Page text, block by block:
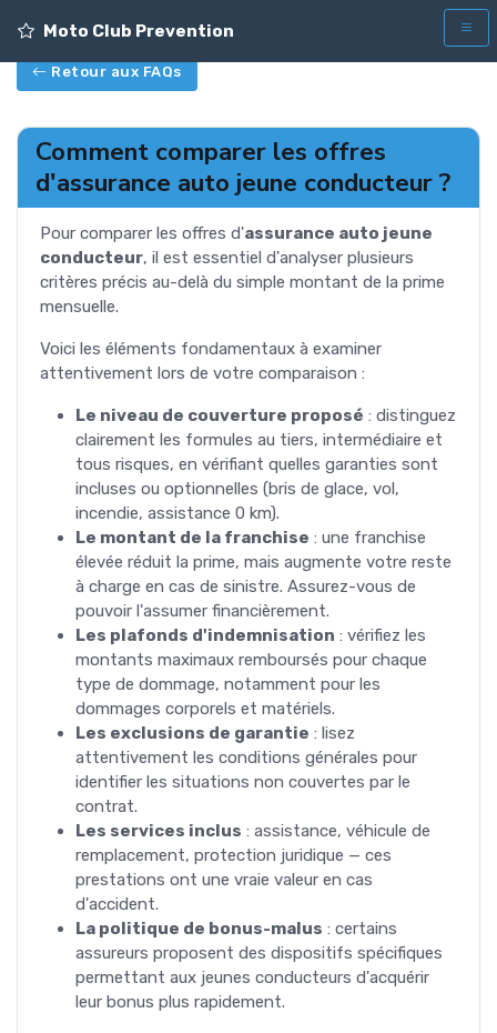
Moto Club Prevention
Retour aux FAQs
Comment comparer les offres
d'assurance auto jeune conducteur ?
Pour comparer les offres d'assurance auto jeune
conducteur, il est essentiel d'analyser plusieurs
critères précis au-delà du simple montant de la prime
mensuelle.
Voici les éléments fondamentaux à examiner
attentivement lors de votre comparaison :
Le niveau de couverture proposé : distinguez
clairement les formules au tiers, intermédiaire et
tous risques, en vérifiant quelles garanties sont
incluses ou optionnelles (bris de glace, vol,
incendie, assistance 0 km).
Le montant de la franchise : une franchise
élevée réduit la prime, mais augmente votre reste
à charge en cas de sinistre. Assurez-vous de
pouvoir l'assumer financièrement.
Les plafonds d'indemnisation : vérifiez les
montants maximaux remboursés pour chaque
type de dommage, notamment pour les
dommages corporels et matériels.
Les exclusions de garantie : lisez
attentivement les conditions générales pour
identifier les situations non couvertes par le
contrat.
Les services inclus : assistance, véhicule de
remplacement, protection juridique — ces
prestations ont une vraie valeur en cas
d'accident.
La politique de bonus-malus : certains
assureurs proposent des dispositifs spécifiques
permettant aux jeunes conducteurs d'acquérir
leur bonus plus rapidement.